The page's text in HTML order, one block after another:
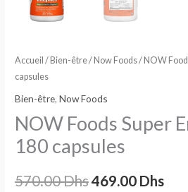
Accueil / Bien-être/ Now Foods/ NOW
capsules
Bien-être,Now Foods
NOW Foods Super
180 capsules
570.00Dhs469.00 Dhs